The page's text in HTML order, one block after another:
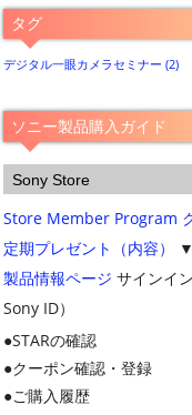
ア
ー
カ
ブ
タグ
デジタル一眼カメラセミナー (2)
ソニー製品購入ガイド
Sony Store
Store Member Program
定期プレゼント（内容）
▼
製品情報ページ サインイ
Sony ID）
STARの確認
クーポン確認・登録
ご購入履歴